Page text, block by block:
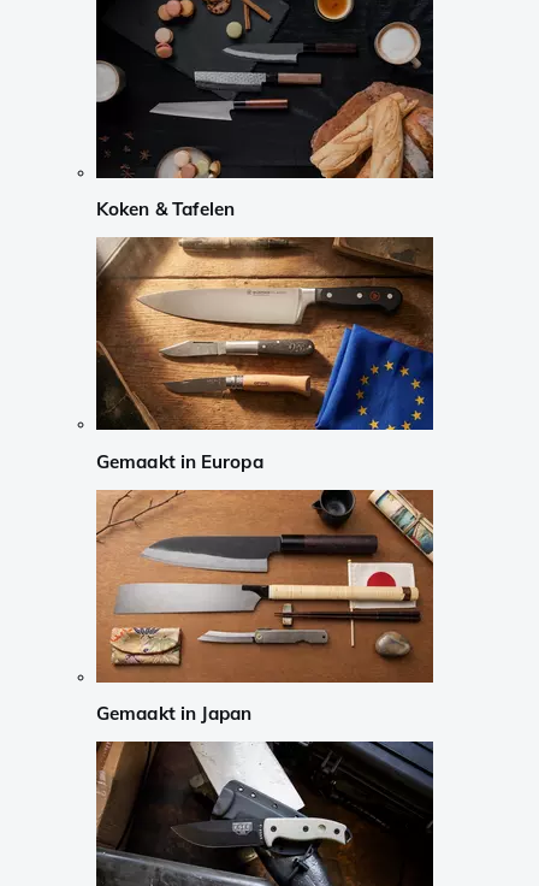
Koken & Tafelen
Gemaakt in Europa
Gemaakt in Japan